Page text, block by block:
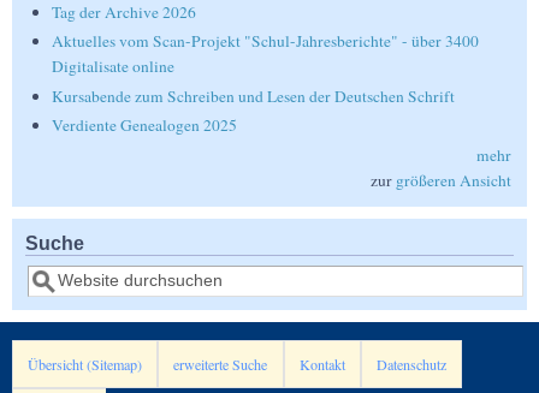
Tag der Archive 2026
Aktuelles vom Scan-Projekt "Schul-Jahresberichte" - über 3400
Digitalisate online
Kursabende zum Schreiben und Lesen der Deutschen Schrift
Verdiente Genealogen 2025
mehr
zur größeren Ansicht
Suche
Suche
Übersicht (Sitemap) erweiterte Suche Kontakt Datenschutz